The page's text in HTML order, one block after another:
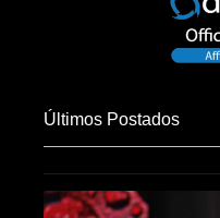
Últimos Postados